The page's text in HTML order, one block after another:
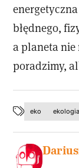
błędnego,
a planeta
poradzimy,
eko ekologia